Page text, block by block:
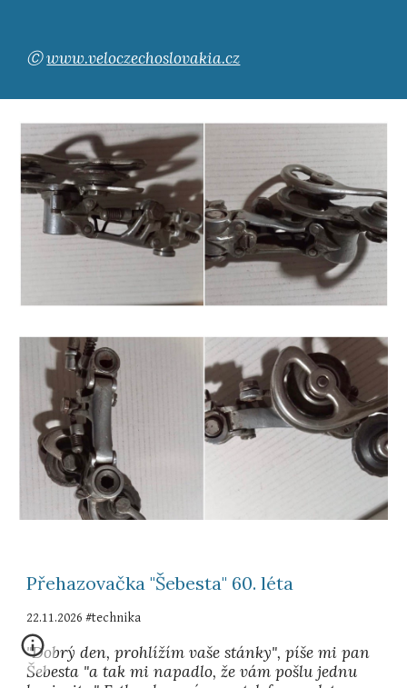
Ⓒwww.veloczechoslovakia.cz
Přehazovačka "Šebesta" 60. léta
22.11.2026#technika
"Dobrý den, prohlížím vaše stánky", píše mi pan
Šebesta "a tak mi napadlo, že vám pošlu jednu